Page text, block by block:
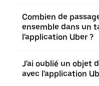
Combien de
ensemble dans un
l'application Uber ?
J'ai oublié un objet
avec l'application